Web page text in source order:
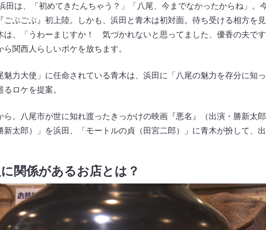
田は、「初めてきたんちゃう？」「八尾、今までなかったからね」。
ごぶごぶ』初上陸。しかも、浜田と青木は初対面。待ち受ける相方を
は、「うわーまじすか！ 気づかれないと思ってました、優香の夫で
ら関西人らしいボケを放ちます。
魅力大使」に任命されている青木は、浜田に「八尾の魅力を存分に知
ロケを提案。
ら。八尾市が世に知れ渡ったきっかけの映画『悪名』（出演・勝新太
新太郎）」を浜田、「モートルの貞（田宮二郎）」に青木が扮して、
関係があるお店とは？